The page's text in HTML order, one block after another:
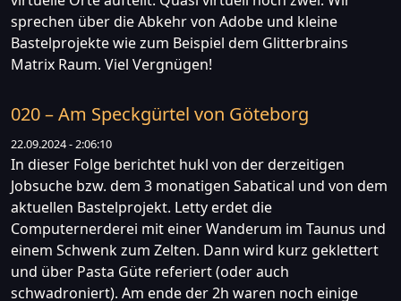
sprechen über die Abkehr von Adobe und kleine
Bastelprojekte wie zum Beispiel dem Glitterbrains
Matrix Raum. Viel Vergnügen!
020 – Am Speckgürtel von Göteborg
22.09.2024 - 2:06:10
In dieser Folge berichtet hukl von der derzeitigen
Jobsuche bzw. dem 3 monatigen Sabatical und von dem
aktuellen Bastelprojekt. Letty erdet die
Computernerderei mit einer Wanderum im Taunus und
einem Schwenk zum Zelten. Dann wird kurz geklettert
und über Pasta Güte referiert (oder auch
schwadroniert). Am ende der 2h waren noch einige